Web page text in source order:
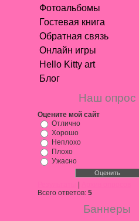
Фотоальбомы
Гостевая книга
Обратная связь
Онлайн игры
Hello Kitty art
Блог
Наш опрос
Оцените мой сайт
Отлично
Хорошо
Неплохо
Плохо
Ужасно
Всего ответов: 5
Баннеры